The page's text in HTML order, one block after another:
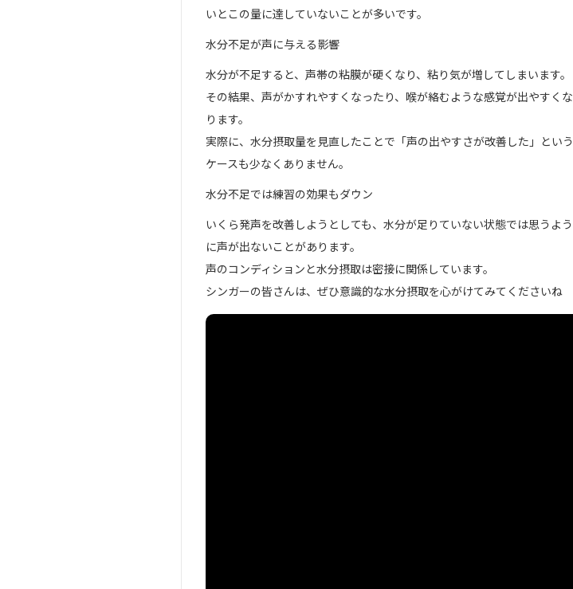
いとこの量に達していないことが多いです。
水分不足が声に与える影響
水分が不足すると、声帯の粘膜が硬くなり、粘り気が増してしまいます。
その結果、声がかすれやすくなったり、喉が絡むような感覚が出やすくな
ります。
実際に、水分摂取量を見直したことで「声の出やすさが改善した」という
ケースも少なくありません。
水分不足では練習の効果もダウン
いくら発声を改善しようとしても、水分が足りていない状態では思うよう
に声が出ないことがあります。
声のコンディションと水分摂取は密接に関係しています。
シンガーの皆さんは、ぜひ意識的な水分摂取を心がけてみてくださいね